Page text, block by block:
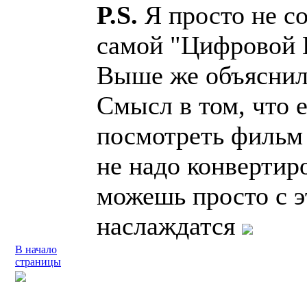
P.S. Я просто не
самой "Цифровой
Выше же
Смысл в том, что
посмотреть
не надо
можешь просто с
наслаждатся
В начало
страницы